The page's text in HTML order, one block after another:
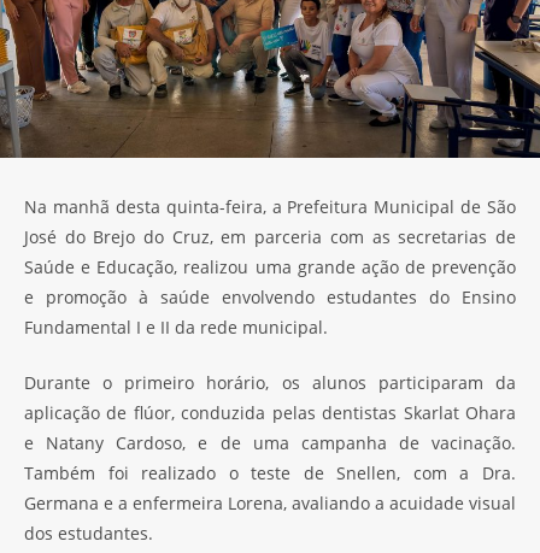
Na manhã desta quinta-feira, a Prefeitura Municipal de São
José do Brejo do Cruz, em parceria com as secretarias de
Saúde e Educação, realizou uma grande ação de prevenção
e promoção à saúde envolvendo estudantes do Ensino
Fundamental I e II da rede municipal.
Durante o primeiro horário, os alunos participaram da
aplicação de flúor, conduzida pelas dentistas Skarlat Ohara
e Natany Cardoso, e de uma campanha de vacinação.
Também foi realizado o teste de Snellen, com a Dra.
Germana e a enfermeira Lorena, avaliando a acuidade visual
dos estudantes.